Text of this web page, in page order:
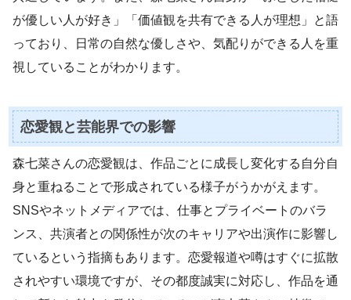
が優しい人が好き」「価値観を共有できる人が理想」と語
っており、日常の自然な優しさや、気配りができる人を重
視していることがわかります。
恋愛観と芸能界での影響
森七菜さんの恋愛観は、作品ごとに成長し変化する自分自
身と重ねることで形成されている様子がうかがえます。
SNSやネットメディアでは、仕事とプライベートのバラ
ンス、共演者との関係性が次のキャリアや出演作に影響し
ているという指摘もあります。恋愛報道や噂はすぐに拡散
されやすい環境ですが、その都度誠実に対応し、作品を通